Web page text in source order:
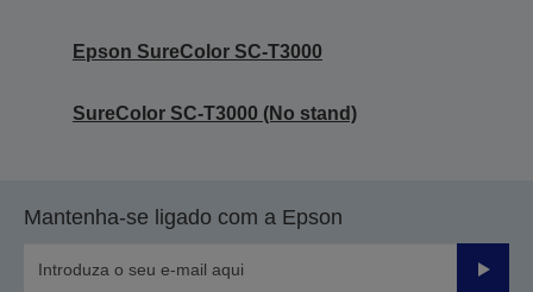
Epson SureColor SC-T3000
SureColor SC-T3000 (No stand)
Mantenha-se ligado com a Epson
Enviar